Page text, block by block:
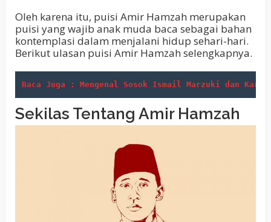
Oleh karena itu, puisi Amir Hamzah merupakan
puisi yang wajib anak muda baca sebagai bahan
kontemplasi dalam menjalani hidup sehari-hari.
Berikut ulasan puisi Amir Hamzah selengkapnya.
Baca Juga : Mengenal Sosok Ismail Marzuki dan
Sekilas Tentang Amir Hamzah